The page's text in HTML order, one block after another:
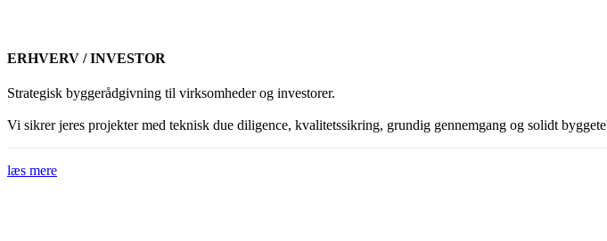
ERHVERV / INVESTOR
Strategisk byggerådgivning til virksomheder og investorer.
Vi sikrer jeres projekter med teknisk due diligence, kvalitetssikring, grundig gennemgang og solidt
læs mere